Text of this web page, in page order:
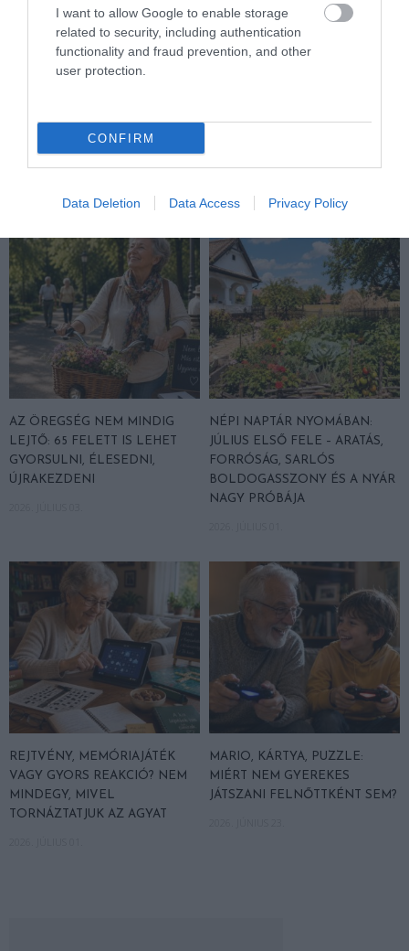
I want to allow Google to enable storage
related to security, including authentication
functionality and fraud prevention, and other
user protection.
CONFIRM
Data Deletion Data Access Privacy Policy
NÉPI NAPTÁR NYOMÁBAN:
NAGYBOLDOGASSZONY
FÉNYE ÉS A NYÁRUTÓ ELSŐ
JELEI, ANNA NAPJA ÉS A NYÁR
2026. JÚLIUS 15.
AZ ÖREGSÉG NEM MINDIG
LEJTŐ: 65 FELETT IS LEHET
GYORSULNI, ÉLESEDNI,
ÚJRAKEZDENI
NÉPI NAPTÁR NYOMÁBAN:
JÚLIUS ELSŐ FELE – ARATÁS,
FORRÓSÁG, SARLÓS
BOLDOGASSZONY ÉS A NYÁR
NAGY PRÓBÁJA
REJTVÉNY, MEMÓRIAJÁTÉK
VAGY GYORS REAKCIÓ? NEM
MINDEGY, MIVEL
TORNÁZTATJUK AZ AGYAT
MARIO, KÁRTYA, PUZZLE:
MIÉRT NEM GYEREKES
JÁTSZANI FELNŐTTKÉNT SEM?